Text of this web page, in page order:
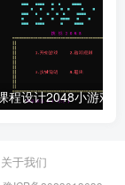
关于我们